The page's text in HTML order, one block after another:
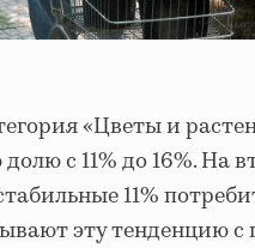
«Цветы и
с 11% до 16%. На
11%
эту тенденцию